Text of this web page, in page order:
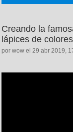
Creando la
lápices de colores
por wow el 29 abr 2019,